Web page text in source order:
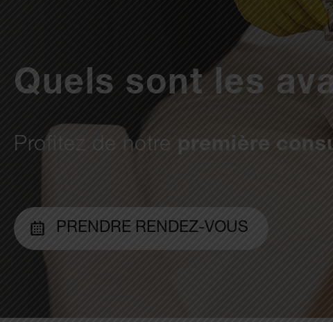
Quels sont les
Profitez de notre première
PRENDRE RENDEZ-VOUS